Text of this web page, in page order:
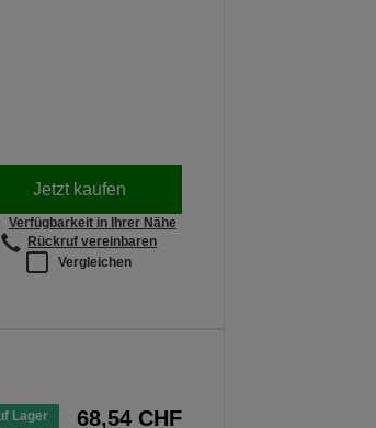
Jetzt kaufen
Verfügbarkeit in Ihrer Nähe
Rückruf vereinbaren
Vergleichen
Lager 68,54 CHF